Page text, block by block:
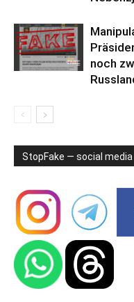
noch
StopFake — social media